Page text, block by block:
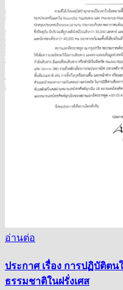
อ่านต่อ
ประกาศ เรื่อง การปฏิบัติต
ธรรมชาติในฝรั่งเศส